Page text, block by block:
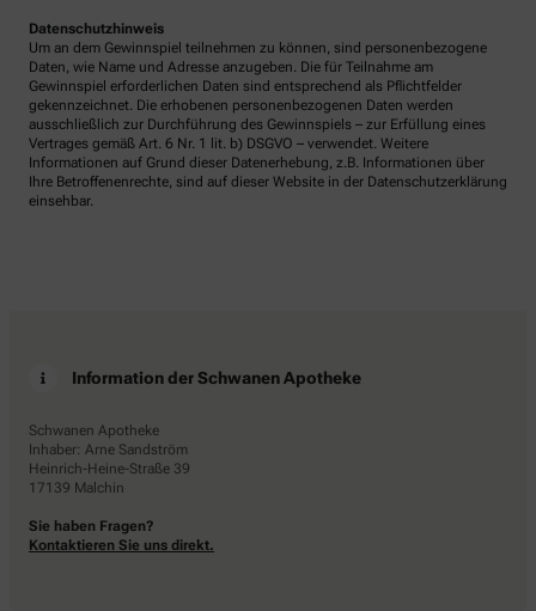
Datenschutzhinweis
Um an dem Gewinnspiel teilnehmen zu können, sind personenbezogene
Daten, wie Name und Adresse anzugeben. Die für Teilnahme am
Gewinnspiel erforderlichen Daten sind entsprechend als Pflichtfelder
gekennzeichnet. Die erhobenen personenbezogenen Daten werden
ausschließlich zur Durchführung des Gewinnspiels – zur Erfüllung eines
Vertrages gemäß Art. 6 Nr. 1 lit. b) DSGVO – verwendet. Weitere
Informationen auf Grund dieser Datenerhebung, z.B. Informationen über
Ihre Betroffenenrechte, sind auf dieser Website in der Datenschutzerklärung
einsehbar.
Information der Schwanen Apotheke
Schwanen Apotheke
Inhaber: Arne Sandström
Heinrich-Heine-Straße 39
17139 Malchin
Sie haben Fragen?
Kontaktieren Sie uns direkt.